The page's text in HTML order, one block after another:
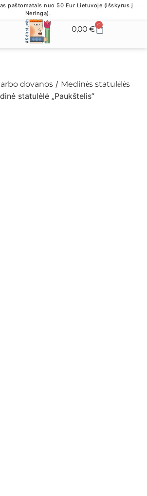
paštomatais nuo 50 Eur Lietuvoje (išskyrus į
Neringą).
0,00 € 0
dovanos / Medinės statulėlės
statulėlė „Paukštelis”